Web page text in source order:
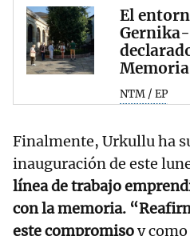
El
NTM / EP
Finalmente, Urkullu ha
inauguración de este
línea de trabajo
con la memoria.
este compromisoy